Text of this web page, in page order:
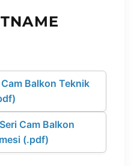
Cam Balkon Teknik
Cam Balkon
(.pdf)